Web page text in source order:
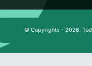
© Copyrights - 2026.